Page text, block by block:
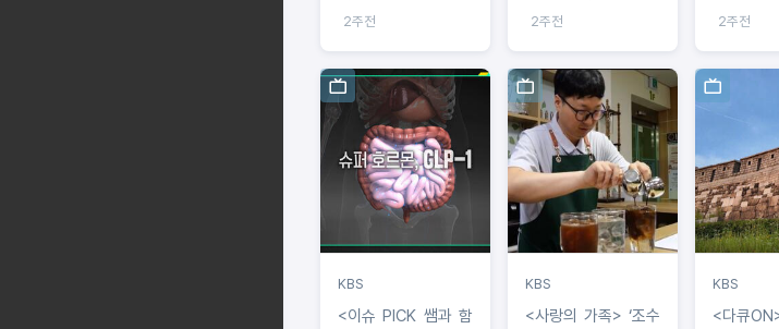
2주전
예인 많아"
2주전 2주전
KBS
<이슈 PICK 쌤과 함
KBS
<사랑의 가족> ‘조수
KBS
<다큐